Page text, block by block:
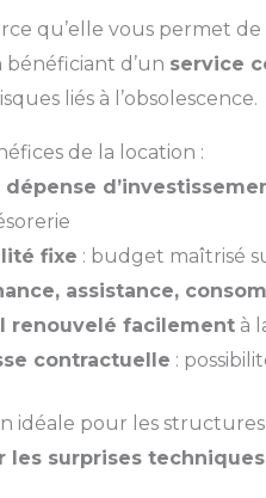
qu’elle vous permet de
d’un service
liés à l’obsolescence.
de la location :
dépense
fixe : budget maîtrisé
assistance,
renouvelé facilementà
contractuelle :
idéale pour les
les surprises